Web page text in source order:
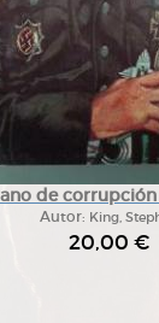
de
Autor: King,
20,00 €